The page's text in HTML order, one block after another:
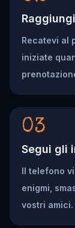
Recatevi al
iniziate
03
Segui gli
Il telefono
enigmi,
vostri amici.